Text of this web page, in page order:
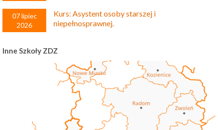
07 lipiec
2026
Kurs: Asystent osoby starszej i
niepełnosprawnej.
Inne Szkoły ZDZ